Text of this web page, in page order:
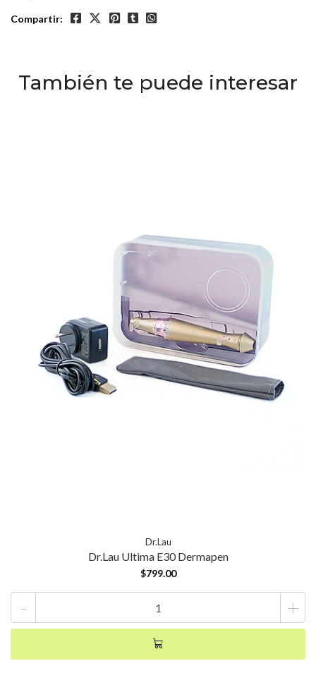
Compartir:
También te puede interesar
Dr.Lau
Dr.Lau Ultima E30 Dermapen
$799.00
- +